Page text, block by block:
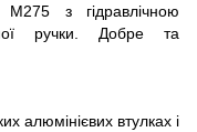
з гідравлічною
ручки. Добре та
алюмінієвих втулках і